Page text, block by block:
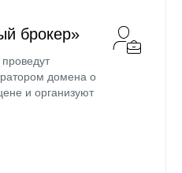
брокер»
домена о
и организуют